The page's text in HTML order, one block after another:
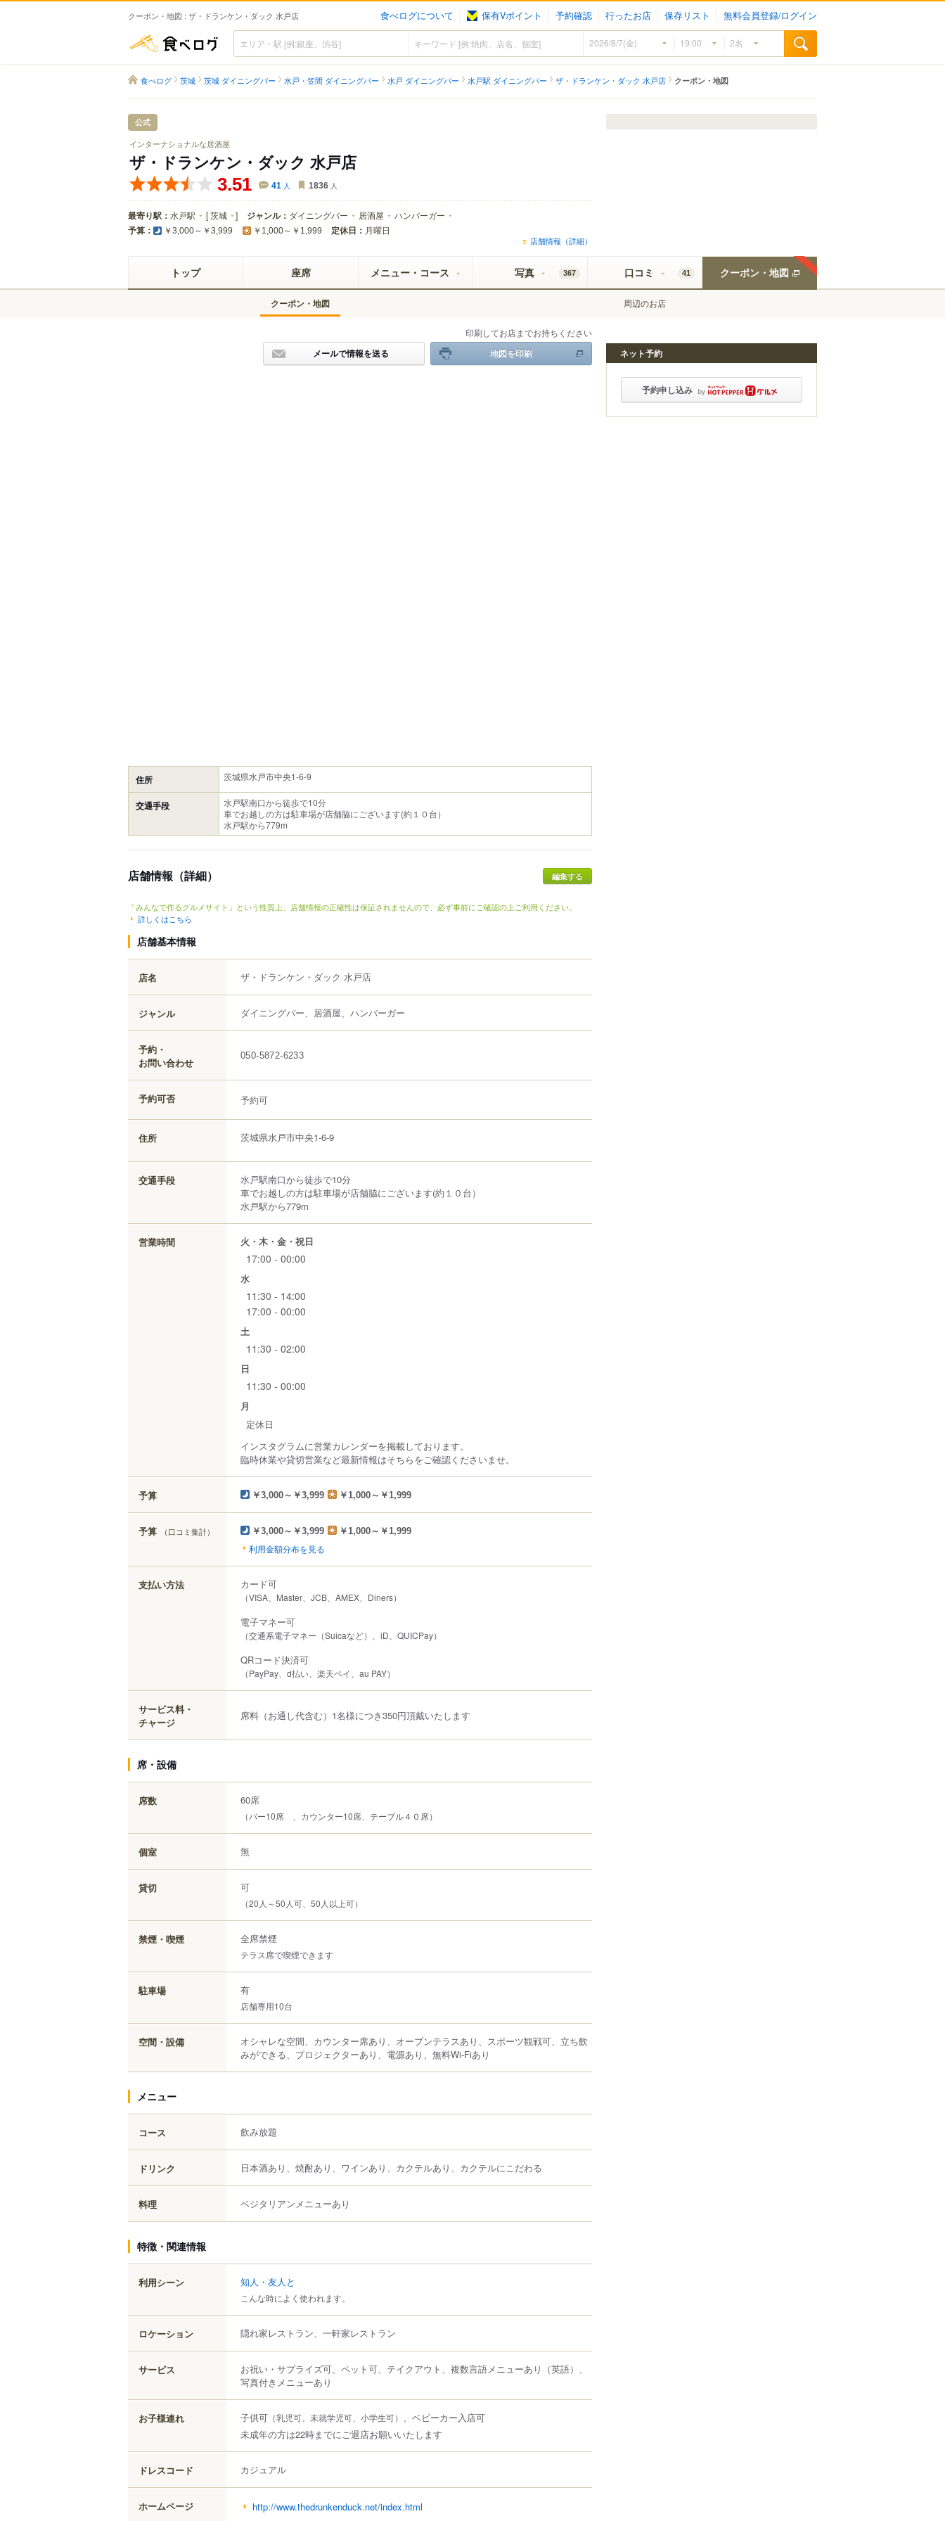
クーポン・地図 : ザ・ドランケン・ダック 水戸店 食べログについて 保有Vポイント 予約確認 行ったお店 保存リスト 無料会員登録/ログイン
食べログ
食べログ 茨城 茨城 ダイニングバー 水戸・笠間 ダイニングバー 水戸 ダイニングバー 水戸駅 ダイニングバー ザ・ドランケン・ダック 水戸店 クーポン・地図
公式
インターナショナルな居酒屋
ザ・ドランケン・ダック 水戸店
3.51 41 人 1836 人
最寄り駅： 水戸駅 [茨城 ] ジャンル： ダイニングバー 居酒屋 ハンバーガー
予算： ￥3,000～￥3,999 ￥1,000～￥1,999 定休日： 月曜日
店舗情報（詳細）
トップ 座席 メニュー・コース 写真 367 口コミ 41 クーポン・地図
クーポン・地図 周辺のお店
印刷してお店までお持ちください
メールで情報を送る 地図を印刷
住所 茨城県水戸市中央1-6-9
交通手段
水戸駅南口から徒歩で10分
車でお越しの方は駐車場が店舗脇にございます(約１０台）
水戸駅から779m
店舗情報（詳細） 編集する
「みんなで作るグルメサイト」という性質上、店舗情報の正確性は保証されませんので、必ず事前にご確認の上ご利用ください。
詳しくはこちら
店舗基本情報
店名 ザ・ドランケン・ダック 水戸店
ジャンル ダイニングバー、居酒屋、ハンバーガー
予約・
お問い合わせ
050-5872-6233
予約可否 予約可
住所 茨城県水戸市中央1-6-9
交通手段
水戸駅南口から徒歩で10分
車でお越しの方は駐車場が店舗脇にございます(約１０台）
水戸駅から779m
営業時間 火・木・金・祝日
17:00 - 00:00
水
11:30 - 14:00
17:00 - 00:00
土
11:30 - 02:00
日
11:30 - 00:00
月
定休日
インスタグラムに営業カレンダーを掲載しております。
臨時休業や貸切営業など最新情報はそちらをご確認くださいませ。
予算 ￥3,000～￥3,999 ￥1,000～￥1,999
予算 （口コミ集計） ￥3,000～￥3,999 ￥1,000～￥1,999
利用金額分布を見る
支払い方法 カード可
（VISA、Master、JCB、AMEX、Diners）
電子マネー可
（交通系電子マネー（Suicaなど）、iD、QUICPay）
QRコード決済可
（PayPay、d払い、楽天ペイ、au PAY）
サービス料・
チャージ
席料（お通し代含む）1名様につき350円頂戴いたします
席・設備
席数 60席
（バー10席 、カウンター10席、テーブル４０席）
個室 無
貸切 可
（20人～50人可、50人以上可）
禁煙・喫煙 全席禁煙
テラス席で喫煙できます
駐車場 有
店舗専用10台
空間・設備
オシャレな空間、カウンター席あり、オープンテラスあり、スポーツ観戦可、立ち飲
みができる、プロジェクターあり、電源あり、無料Wi-Fiあり
メニュー
コース 飲み放題
ドリンク 日本酒あり、焼酎あり、ワインあり、カクテルあり、カクテルにこだわる
料理 ベジタリアンメニューあり
特徴・関連情報
利用シーン 知人・友人と
こんな時によく使われます。
ロケーション 隠れ家レストラン、一軒家レストラン
サービス
お祝い・サプライズ可、ペット可、テイクアウト、複数言語メニューあり（英語）、
写真付きメニューあり
お子様連れ 子供可 （乳児可、未就学児可、小学生可）
、ベビーカー入店可
未成年の方は22時までにご退店お願いいたします
ドレスコード カジュアル
ホームページ http://www.thedrunkenduck.net/index.html
ネット予約
予約申し込み